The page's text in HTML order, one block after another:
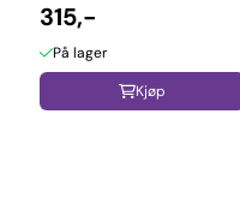
315,-
På lager
Kjøp